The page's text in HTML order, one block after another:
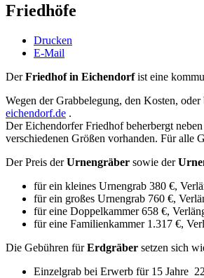
Friedhöfe
Drucken
E-Mail
DerFriedhof in Eichendorfist eine
Wegen der Grabbelegung, den Kosten,
eichendorf.de .
Der Eichendorfer Friedhof beherbergt
verschiedenen Größen vorhanden. Für alle
Der Preis derUrnengräber sowie der
für ein kleines Urnengrab 380 €,
für ein großes Urnengrab 760 €,
für eine Doppelkammer 658 €,
für eine Familienkammer 1.317 €,
Die Gebühren fürErdgräber setzen sich
Einzelgrab bei Erwerb für 15 Jahre